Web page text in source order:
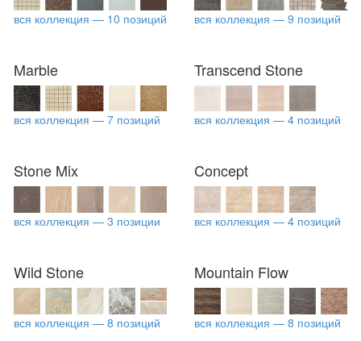
вся коллекция — 10 позиций вся коллекция — 9 позиций
Marble
вся коллекция — 7 позиций
Transcend Stone
вся коллекция — 4 позиций
Stone Mix
вся коллекция — 3 позиции
Concept
вся коллекция — 4 позиций
Wild Stone
вся коллекция — 8 позиций
Mountain Flow
вся коллекция — 8 позиций